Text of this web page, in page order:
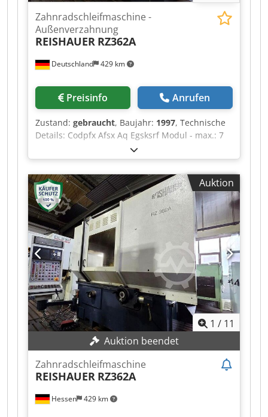
Deutschland 429 km
Zahnradschleifmaschine -
Außenverzahnung
REISHAUER RZ362A
Preisinfo Anrufen
Zustand: gebraucht, Baujahr: 1997, Technische
Details: Codpfx Afsx Aq Egsksrf Modul - max.: 7
Maschinengewicht ca.: 5 t Schleifschnecken -
Durchmesser: 280-350 mm Schleifschnecken-
Breite: 84-104 mm Zähnezahl - min.: 6 Zähnezahl
- max.: 600 Größter zulässiger
Kopfkreisdurchmesser: 360 mm max.
Werkstückgewicht: 60 kg ohne Filter mit
Hydraulikölkühlung und Schleifölrückfürung *
Auktion
1 / 11
Auktion beendet
Hessen 429 km
Zahnradschleifmaschine
REISHAUER RZ362A